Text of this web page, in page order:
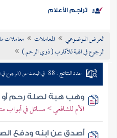
موضوعي
تراجم الأعلام
العرض الموضوعي المعاملات معاملات
الرجوع في الهبة للأقارب ( ذوي الرحم )
عدد النتائج : 88 في البحث عن (الرجوع
وهب هبة لصلة رحم
الأم للشافعي > مسائل في أبواب
أصدق عن ابنه ودفع